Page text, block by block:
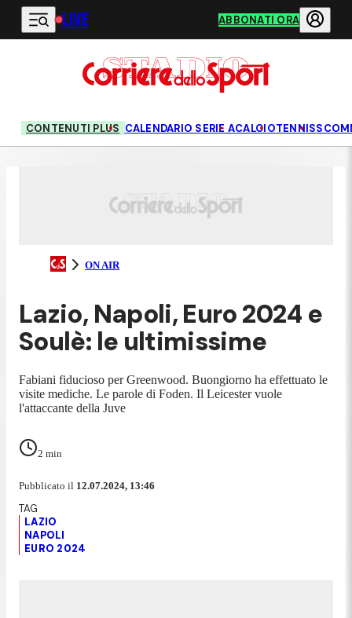
Vai al contenuto principale
LIVE ABBONATI ORA
CONTENUTI PLUS CALENDARIO SERIE ACALCIOTENNIS
ON AIR
Lazio, Napoli, Euro 2024 e
Soulè: le ultimissime
Fabiani fiducioso per Greenwood. Buongiorno ha effettuato le
visite mediche. Le parole di Foden. Il Leicester vuole
l'attaccante della Juve
2 min
Pubblicato il 12.07.2024, 13:46
LAZIO
NAPOLI
EURO 2024